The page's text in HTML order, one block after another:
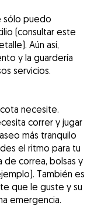
sólo puedo
(consultar este
Aún así,
y la guardería
servicios.
necesite.
correr y jugar
más tranquilo
el ritmo para tu
de correa, bolsas y
También es
que le guste y su
emergencia.